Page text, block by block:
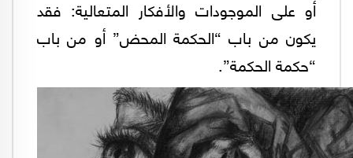
أو على الموجودات والأفكار المتعالية: فقد
يكون من باب “الحكمة المحض” أو من باب
“حكمة الحكمة”.